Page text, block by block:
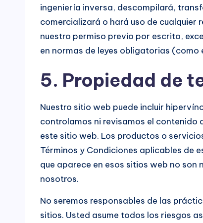
ingeniería inversa, descompilará,
comercializará o hará uso de cualquier
nuestro permiso previo por escrito,
en normas de leyes obligatorias (como
5. Propiedad de
Nuestro sitio web puede incluir
controlamos ni revisamos el contenido
este sitio web. Los productos o
Términos y Condiciones aplicables de
que aparece en esos sitios web no
nosotros.
No seremos responsables de las
sitios. Usted asume todos los riesgos